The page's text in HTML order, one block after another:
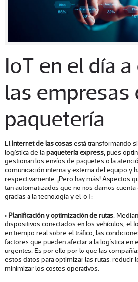
IoT en el día a
las empresas
paquetería
El Internet de las cosasestá transformando
logística de lapaquetería express,pues
gestionan los envíos de paquetes o la
comunicación interna y externa del equipo y
respectivamente. ¡Pero hay más! Aspectos
tan automatizados que no nos damos
gracias a la tecnología y el IoT:
• Planificación y optimización de rutas .
dispositivos conectados en los vehículos, el
en tiempo real sobre el tráfico, las
factores que pueden afectar a la logística en
urgentes. Es por ello por lo que las
estos datos para optimizar las rutas, reducir
minimizar los costes operativos.